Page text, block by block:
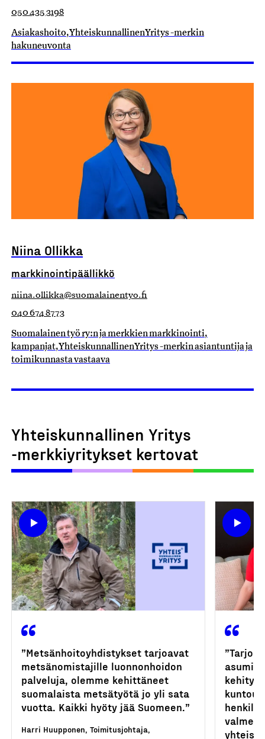
050 435 3198
Asiakashoito, Yhteiskunnallinen Yritys -merkin
hakuneuvonta
Niina Ollikka
markkinointipäällikkö
niina.ollikka@suomalainentyo.fi
040 674 8773
Suomalainen työ ry:n ja merkkien markkinointi,
kampanjat, Yhteiskunnallinen Yritys -merkin asiantuntija ja
toimikunnasta vastaava
Yhteiskunnallinen Yritys
-merkkiyritykset kertovat
”Metsänhoitoyhdistykset tarjoavat
metsänomistajille luonnonhoidon
palveluja, olemme kehittäneet
suomalaista metsätyötä jo yli sata
vuotta. Kaikki hyöty jää Suomeen.”
Harri Huupponen, Toimitusjohtaja,
Katso video